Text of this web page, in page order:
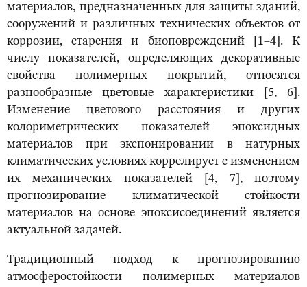
материалов, предназначенных для защиты зданий,
сооружений и различных технических объектов от
коррозии, старения и биоповреждений [1–4]. К
числу показателей, определяющих декоративные
свойства полимерных покрытий, относятся
разнообразные цветовые характеристики [5, 6].
Изменение цветового расстояния и других
колориметрических показателей эпоксидных
материалов при экспонировании в натурных
климатических условиях коррелирует с изменением
их механических показателей [4, 7], поэтому
прогнозирование климатической стойкости
материалов на основе эпоксисоединений является
актуальной задачей.
Традиционный подход к прогнозированию
атмосферостойкости полимерных материалов